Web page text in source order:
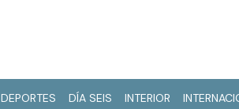
DEPORTES DÍA SEIS INTERIOR